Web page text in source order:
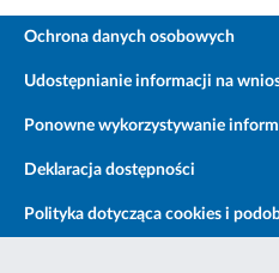
Ochrona danych osobowych
Udostępnianie informacji na
Ponowne wykorzystywanie
Deklaracja dostępności
Polityka dotycząca cookies i